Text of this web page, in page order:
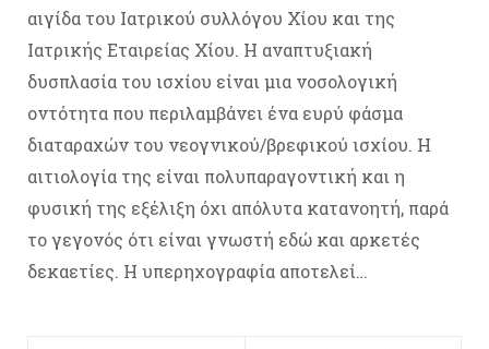
αιγίδα του Ιατρικού συλλόγου Χίου και της
Ιατρικής Εταιρείας Χίου. Η αναπτυξιακή
δυσπλασία του ισχίου είναι μια νοσολογική
οντότητα που περιλαμβάνει ένα ευρύ φάσμα
διαταραχών του νεογνικού/βρεφικού ισχίου. Η
αιτιολογία της είναι πολυπαραγοντική και η
φυσική της εξέλιξη όχι απόλυτα κατανοητή, παρά
το γεγονός ότι είναι γνωστή εδώ και αρκετές
δεκαετίες. Η υπερηχογραφία αποτελεί…